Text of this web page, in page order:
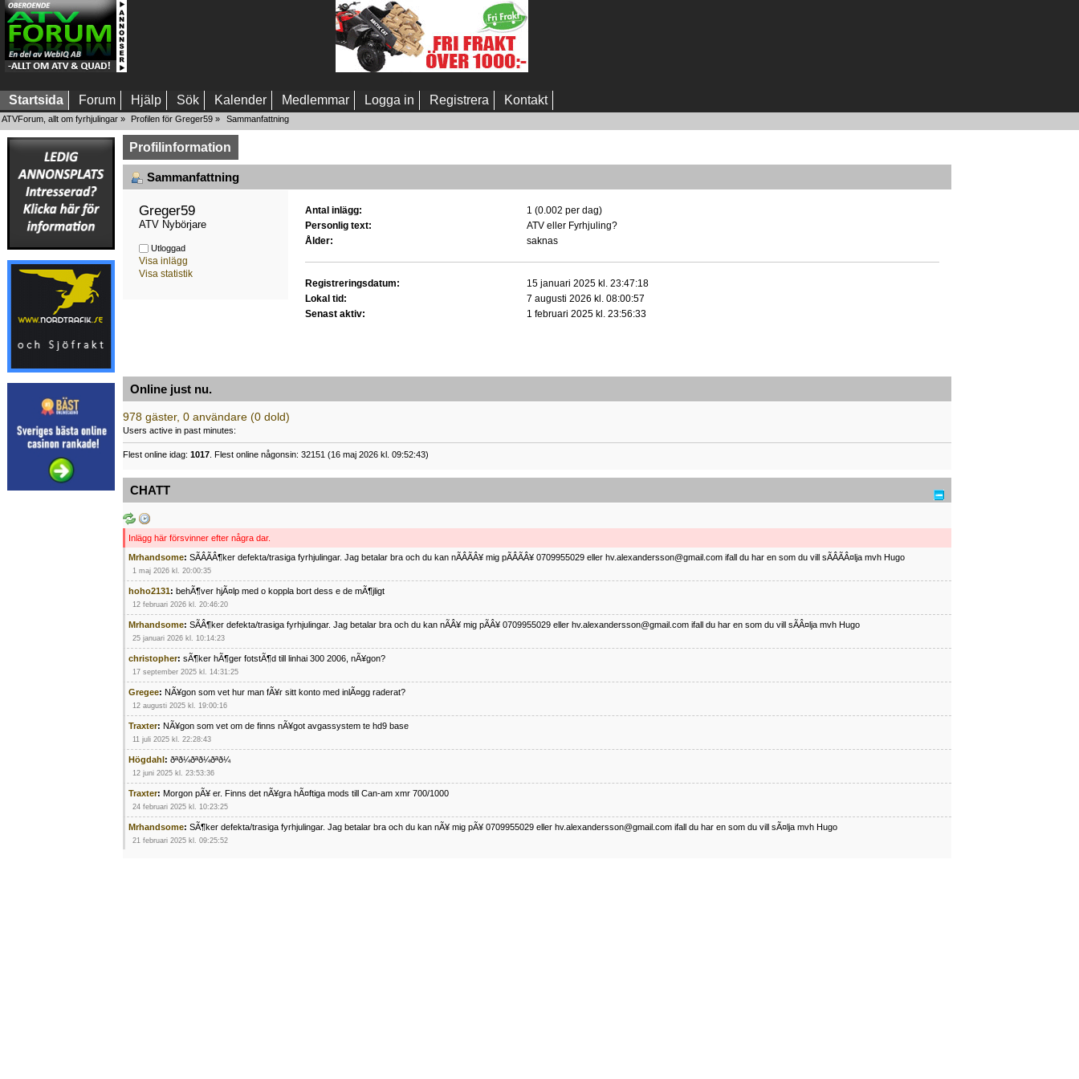
Startsida Forum Hjälp Sök Kalender Medlemmar Logga in Registrera Kontakt
ATVForum, allt om fyrhjulingar » Profilen för Greger59 » Sammanfattning
Profilinformation
Sammanfattning
Greger59
ATV Nybörjare
Utloggad
Visa inlägg
Visa statistik
Antal inlägg:
1 (0.002 per dag)
Personlig text:
ATV eller Fyrhjuling?
Ålder:
saknas
Registreringsdatum:
15 januari 2025 kl. 23:47:18
Lokal tid:
7 augusti 2026 kl. 08:00:57
Senast aktiv:
1 februari 2025 kl. 23:56:33
Online just nu.
978 gäster, 0 användare (0 dold)
Users active in past minutes:
Flest online idag: 1017 . Flest online någonsin: 32151 (16 maj 2026 kl. 09:52:43)
CHATT
Inlägg här försvinner efter några dar.
Mrhandsome: SÃÂÃÂ¶ker defekta/trasiga fyrhjulingar. Jag betalar bra och du kan nÃÂÃÂ¥ mig pÃÂÃÂ¥ 0709955029 eller hv.alexandersson@gmail.com ifall du har en som du vill sÃÂÃÂ¤lja mvh Hugo
1 maj 2026 kl. 20:00:35
hoho2131: behÃ¶ver hjÃ¤lp med o koppla bort dess e de mÃ¶jligt
12 februari 2026 kl. 20:46:20
Mrhandsome: SÃÂ¶ker defekta/trasiga fyrhjulingar. Jag betalar bra och du kan nÃÂ¥ mig pÃÂ¥ 0709955029 eller hv.alexandersson@gmail.com ifall du har en som du vill sÃÂ¤lja mvh Hugo
25 januari 2026 kl. 10:14:23
christopher: sÃ¶ker hÃ¶ger fotstÃ¶d till linhai 300 2006, nÃ¥gon?
17 september 2025 kl. 14:31:25
Gregee: NÃ¥gon som vet hur man fÃ¥r sitt konto med inlÃ¤gg raderat?
12 augusti 2025 kl. 19:00:16
Traxter: NÃ¥gon som vet om de finns nÃ¥got avgassystem te hd9 base
11 juli 2025 kl. 22:28:43
Högdahl: ðªð¼ðªð¼ðªð¼
12 juni 2025 kl. 23:53:36
Traxter: Morgon pÃ¥ er. Finns det nÃ¥gra hÃ¤ftiga mods till Can-am xmr 700/1000
24 februari 2025 kl. 10:23:25
Mrhandsome: SÃ¶ker defekta/trasiga fyrhjulingar. Jag betalar bra och du kan nÃ¥ mig pÃ¥ 0709955029 eller hv.alexandersson@gmail.com ifall du har en som du vill sÃ¤lja mvh Hugo
21 februari 2025 kl. 09:25:52